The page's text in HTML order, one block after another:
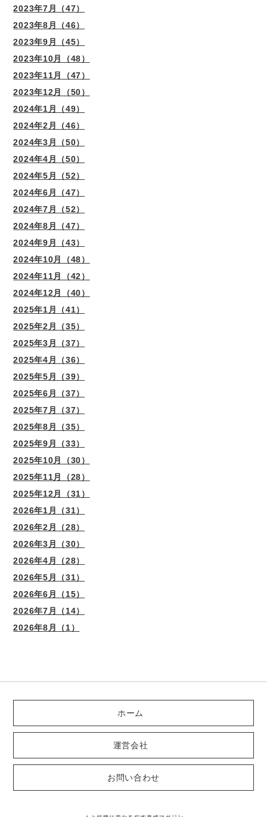
2023年7月（47）
2023年8月（46）
2023年9月（45）
2023年10月（48）
2023年11月（47）
2023年12月（50）
2024年1月（49）
2024年2月（46）
2024年3月（50）
2024年4月（50）
2024年5月（52）
2024年6月（47）
2024年7月（52）
2024年8月（47）
2024年9月（43）
2024年10月（48）
2024年11月（42）
2024年12月（40）
2025年1月（41）
2025年2月（35）
2025年3月（37）
2025年4月（36）
2025年5月（39）
2025年6月（37）
2025年7月（37）
2025年8月（35）
2025年9月（33）
2025年10月（30）
2025年11月（28）
2025年12月（31）
2026年1月（31）
2026年2月（28）
2026年3月（30）
2026年4月（28）
2026年5月（31）
2026年6月（15）
2026年7月（14）
2026年8月（1）
ホーム
運営会社
お問い合わせ